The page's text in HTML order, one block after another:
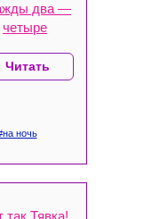
так Тявка!
два —
четыре
Читать
ночь